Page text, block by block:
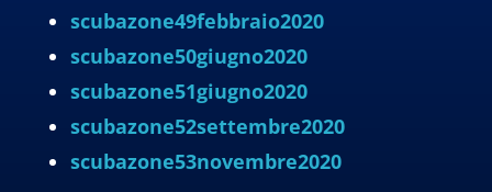
scubazone49febbraio2020
scubazone50giugno2020
scubazone51giugno2020
scubazone52settembre2020
scubazone53novembre2020